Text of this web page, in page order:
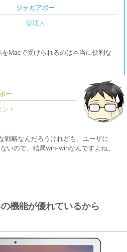
ジャガアポー
Macで受けられるのは本当に便利な
ー
戦略なんだろうけれども、ユーザに
いので、結局win-winなんですよね。
機能が優れているから